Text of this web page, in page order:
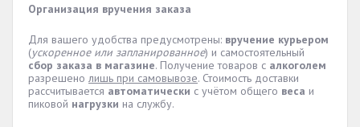
Организация вручения заказа
Для вашего удобства предусмотрены: вручение курьером
(ускоренное или запланированное) и самостоятельный
сбор заказа в магазине. Получение товаров с алкоголем
разрешено лишь при самовывозе. Стоимость доставки
рассчитывается автоматически с учётом общего веса и
пиковой нагрузки на службу.